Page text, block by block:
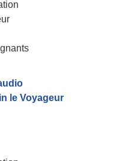
le Voyageur